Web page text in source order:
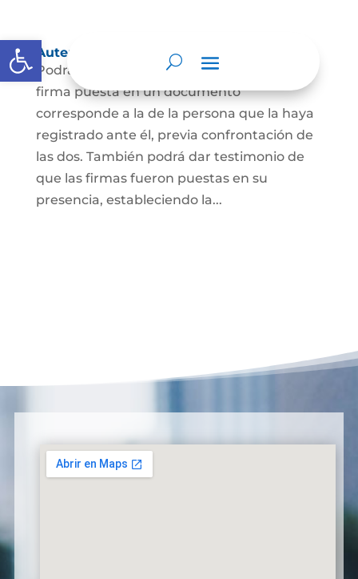
Abrir barra de herramientas
Autenticación de Firma
Podrá dar testimonio escrito de que la
firma puesta en un documento
corresponde a la de la persona que la haya
registrado ante él, previa confrontación de
las dos. También podrá dar testimonio de
que las firmas fueron puestas en su
presencia, estableciendo la...